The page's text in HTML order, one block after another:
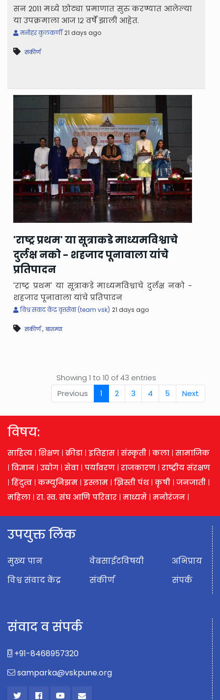
सन 2011 मध्ये छोट्या प्रमाणात सुरु करण्यात आलेल्या
या उपक्रमाला आज १२ वर्षे झाली आहेत.
मनोहर कुलकर्णी 21 days ago
संकीर्ण
'राष्ट्र प्रथम' या सूत्राकडे माध्यमविश्वाचे
दुर्लक्ष नको - शहजाद पूनावाला यांचे
प्रतिपादन
'राष्ट्र प्रथम' या सूत्राकडे माध्यमविश्वाचे दुर्लक्ष नको -
शहजाद पूनावाला यांचे प्रतिपादन
विश्व संवाद केंद्र वृत्तसेवा (team vsk) 21 days ago
संकीर्ण,बातम्या
Showing 1 to 10 of 43 entries
Previous
1 2 3 4 5 Next
विषय:
साहित्य | शिक्षण | क्रीडा | इतिहास | संस्कृती | कला | सामाजिक
| विज्ञान | उद्योग | सेवा | पर्यावरण | राजकारण | राष्ट्रीय संरक्षण
| हिंदुत्व | कम्युनिझम | इस्लाम | ख्रिस्ती पंथ| कृषी | जनजाती |
महिला | रा. स्व. संघ आणि परिवार | माध्यमे | मनोरंजन |
उपयुक्त लिंक
मुख्य पान
विश्व संवाद केंद्र
वेबसाईटविषयी
संकीर्ण
अभिप्राय
संपर्क
संवाद व संपर्क
+91-8468957320
samparka@vskpune.org